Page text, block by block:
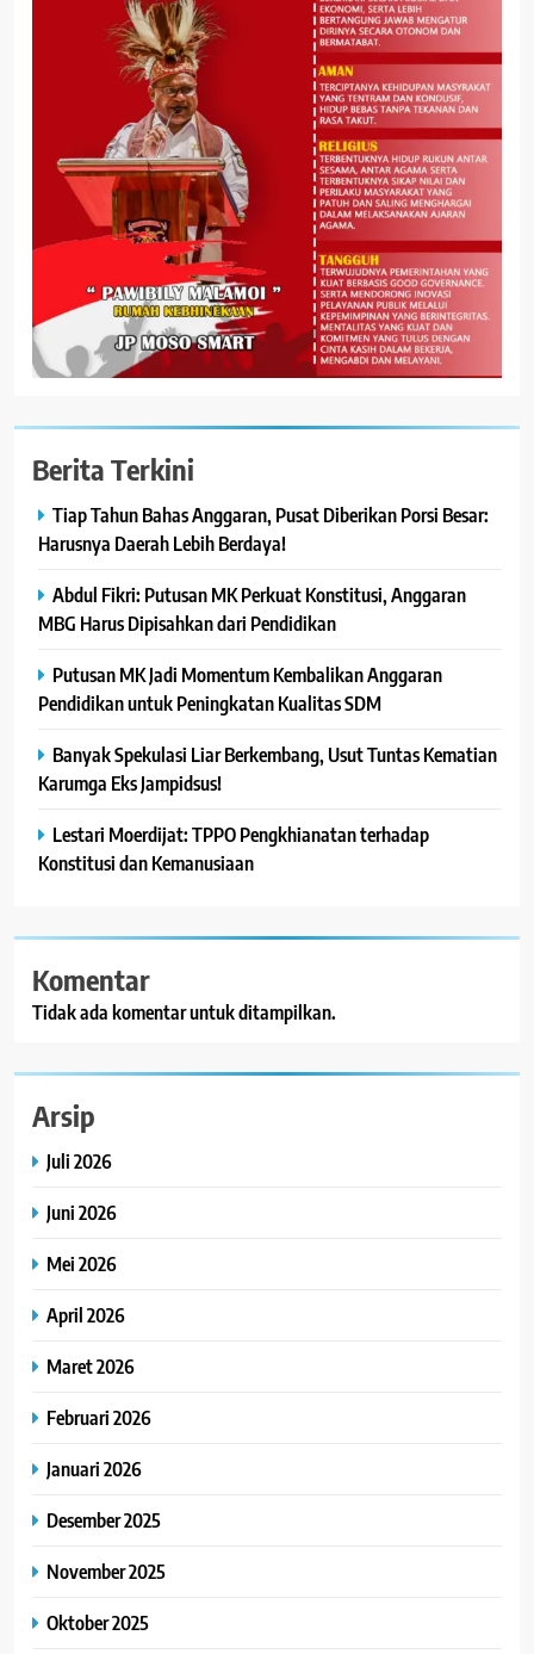
Berita Terkini
Tiap Tahun Bahas Anggaran, Pusat Diberikan Porsi Besar:
Harusnya Daerah Lebih Berdaya!
Abdul Fikri: Putusan MK Perkuat Konstitusi, Anggaran
MBG Harus Dipisahkan dari Pendidikan
Putusan MK Jadi Momentum Kembalikan Anggaran
Pendidikan untuk Peningkatan Kualitas SDM
Banyak Spekulasi Liar Berkembang, Usut Tuntas Kematian
Karumga Eks Jampidsus!
Lestari Moerdijat: TPPO Pengkhianatan terhadap
Konstitusi dan Kemanusiaan
Komentar
Tidak ada komentar untuk ditampilkan.
Arsip
Juli 2026
Juni 2026
Mei 2026
April 2026
Maret 2026
Februari 2026
Januari 2026
Desember 2025
November 2025
Oktober 2025